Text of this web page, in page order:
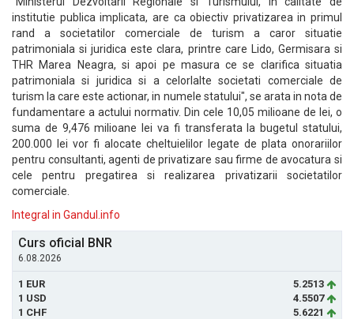
institutie publica implicata, are ca obiectiv privatizarea in primul
rand a societatilor comerciale de turism a caror situatie
patrimoniala si juridica este clara, printre care Lido, Germisara si
THR Marea Neagra, si apoi pe masura ce se clarifica situatia
patrimoniala si juridica si a celorlalte societati comerciale de
turism la care este actionar, in numele statului", se arata in nota de
fundamentare a actului normativ. Din cele 10,05 milioane de lei, o
suma de 9,476 milioane lei va fi transferata la bugetul statului,
200.000 lei vor fi alocate cheltuielilor legate de plata onorariilor
pentru consultanti, agenti de privatizare sau firme de avocatura si
cele pentru pregatirea si realizarea privatizarii societatilor
comerciale.
Integral in Gandul.info
Curs oficial BNR
6.08.2026
1 EUR
5.2513
1 USD
4.5507
1 CHF
5.6221